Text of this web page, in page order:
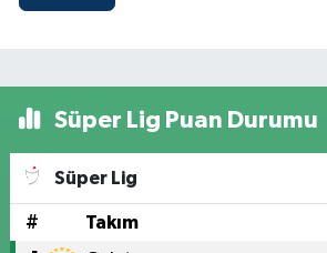
Süper Lig Puan Durumu
Süper Lig
# Takım